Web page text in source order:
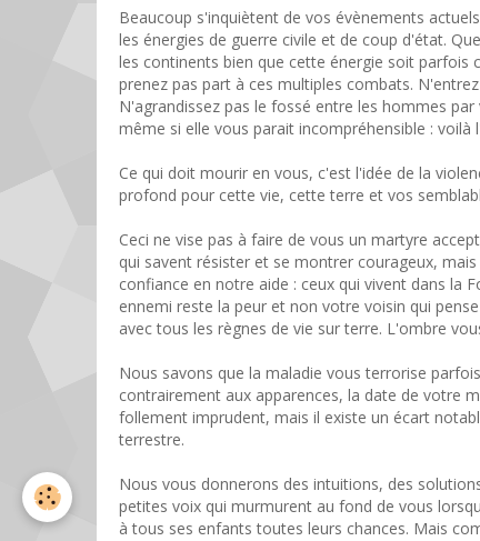
Beaucoup s'inquiètent de vos évènements
les énergies de guerre civile et de coup d'état.
les continents bien que cette énergie soit parfois
prenez pas part à ces multiples combats.
N'agrandissez pas le fossé entre les hommes
même si elle vous parait incompréhensible :
Ce qui doit mourir en vous, c'est l'idée de la
profond pour cette vie, cette terre et vos
Ceci ne vise pas à faire de vous un martyre
qui savent résister et se montrer courageux,
confiance en notre aide : ceux qui vivent dans la
ennemi reste la peur et non votre voisin qui
avec tous les règnes de vie sur terre. L'ombre
Nous savons que la maladie vous terrorise
contrairement aux apparences, la date de votre
follement imprudent, mais il existe un écart
terrestre.
Nous vous donnerons des intuitions, des
petites voix qui murmurent au fond de vous
à tous ses enfants toutes leurs chances. Mais